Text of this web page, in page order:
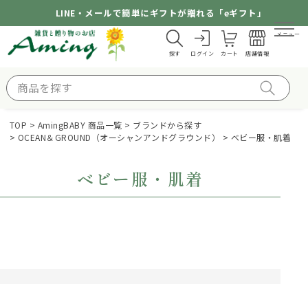
LINE・メールで簡単にギフトが贈れる「eギフト」
探す ログイン カート 店舗情報
メニュー
TOP AmingBABY 商品一覧
ブランドから探す
OCEAN＆GROUND（オーシャンアンドグラウンド）
ベビー服・肌着
ベビー服・肌着